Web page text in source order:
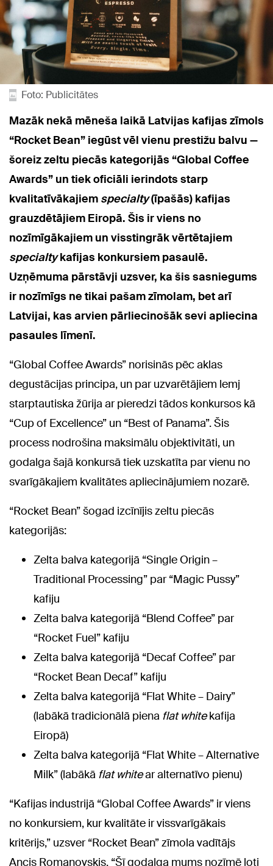
Foto: Publicitātes
Mazāk nekā mēneša laikā Latvijas kafijas zīmols
“Rocket Bean” iegūst vēl vienu prestižu balvu —
šoreiz zeltu piecās kategorijās “Global Coffee
Awards” un tiek oficiāli ierindots starp
kvalitatīvākajiem specialty(īpašās) kafijas
grauzdētājiem Eiropā. Šis ir viens no
nozīmīgākajiem un visstingrāk vērtētajiem
specialtykafijas konkursiem pasaulē.
Uzņēmuma pārstāvji uzsver, ka šis sasniegums
ir nozīmīgs ne tikai pašam zīmolam, bet arī
Latvijai, kas arvien pārliecinošāk sevi apliecina
pasaules līmenī.
“Global Coffee Awards” norisinās pēc aklas
degustācijas principa, un par uzvarētājiem lemj
starptautiska žūrija ar pieredzi tādos konkursos kā
“Cup of Excellence” un “Best of Panama”. Šis
process nodrošina maksimālu objektivitāti, un
godalga šajā konkursā tiek uzskatīta par vienu no
svarīgākajiem kvalitātes apliecinājumiem nozarē.
“Rocket Bean” šogad izcīnījis zeltu piecās
kategorijās:
Zelta balva kategorijā “Single Origin –
Traditional Processing” par “Magic Pussy”
kafiju
Zelta balva kategorijā “Blend Coffee” par
“Rocket Fuel” kafiju
Zelta balva kategorijā “Decaf Coffee” par
“Rocket Bean Decaf” kafiju
Zelta balva kategorijā “Flat White – Dairy”
(labākā tradicionālā piena flat whitekafija
Eiropā)
Zelta balva kategorijā “Flat White – Alternative
Milk” (labākā flat whitear alternatīvo pienu)
“Kafijas industrijā “Global Coffee Awards” ir viens
no konkursiem, kur kvalitāte ir vissvarīgākais
kritērijs,” uzsver “Rocket Bean” zīmola vadītājs
Ancis Romanovskis. “Šī godalga mums nozīmē ļoti